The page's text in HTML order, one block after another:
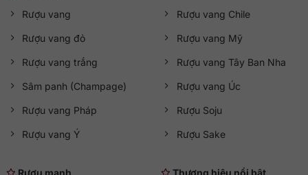
Rượu vang
Rượu vang đỏ
Rượu vang trắng
Sâm panh (Champage)
Rượu vang Pháp
Rượu vang Ý
Rượu vang Chile
Rượu vang Mỹ
Rượu vang Tây Ban Nha
Rượu vang Úc
Rượu Soju
Rượu Sake
Rượu mạnh
Thương hiệu nổi bật